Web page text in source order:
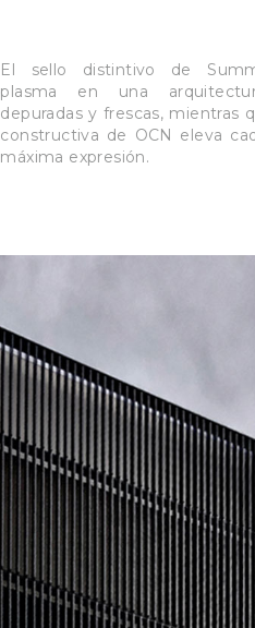
El sello distintivo de
plasma en una
depuradas y frescas, mientras
constructiva de OCN eleva
máxima expresión.